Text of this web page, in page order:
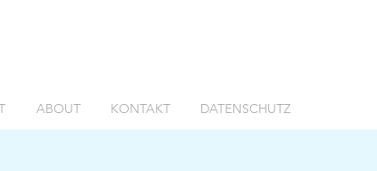
ABOUT KONTAKT DATENSCHUTZ